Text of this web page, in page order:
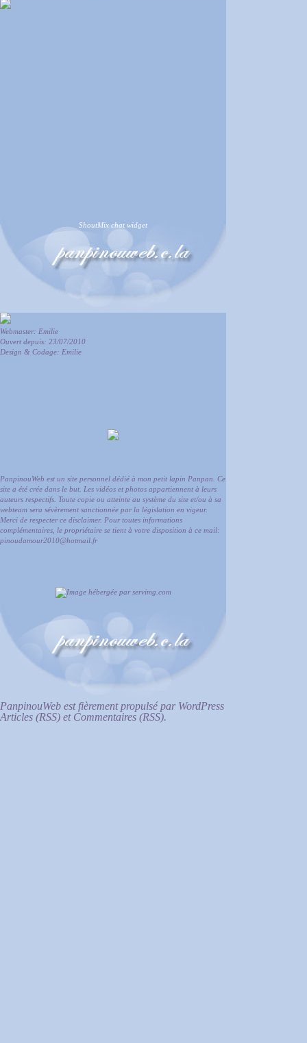
ShoutMix chat widget
Webmaster: Emilie
Ouvert depuis: 23/07/2010
Design & Codage: Emilie
PanpinouWeb est un site personnel dédié à mon petit lapin Panpan. Ce
site a été crée dans le but. Les vidéos et photos appartiennent à leurs
auteurs respectifs. Toute copie ou atteinte au système du site et/ou à sa
webteam sera sévèrement sanctionnée par la législation en vigeur.
Merci de respecter ce disclaimer. Pour toutes informations
complémentaires, le propriétaire se tient à votre disposition à ce mail:
pinoudamour2010@hotmail.fr
PanpinouWeb est fièrement propulsé par WordPress
Articles (RSS) et Commentaires (RSS).